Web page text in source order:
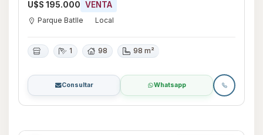
U$S 195.000 VENTA
Parque Batlle Local
1 98 98 m²
Consultar Whatsapp